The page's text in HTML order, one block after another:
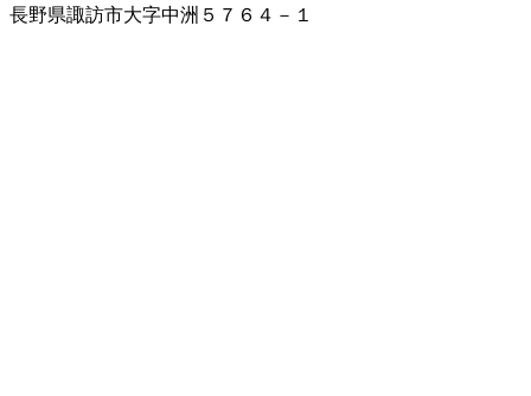
長野県諏訪市大字中洲５７６４－１